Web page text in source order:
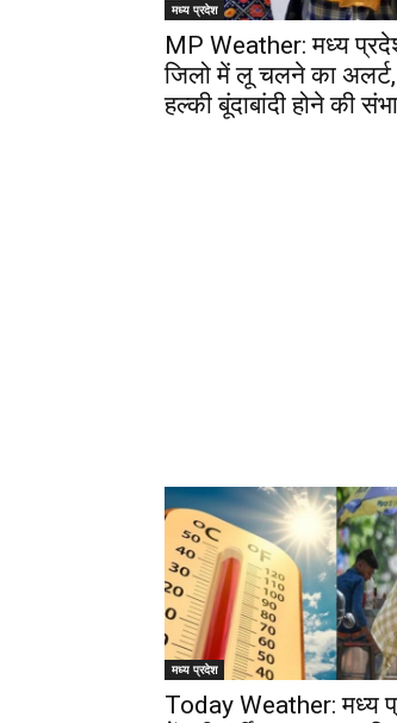
मध्य प्रदेश
MP Weather: मध्‍य
जिलो में लू चलने का
हल्की बूंदाबांदी होने की
मध्य प्रदेश
Today Weather: मध्‍य